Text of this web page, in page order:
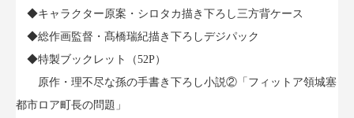
◆キャラクター原案・シロタカ描き下ろし三方背ケース
◆総作画監督・髙橋瑞紀描き下ろしデジパック
◆特製ブックレット（52P）
原作・理不尽な孫の手書き下ろし小説②「フィットア領城塞
都市ロア町長の問題」